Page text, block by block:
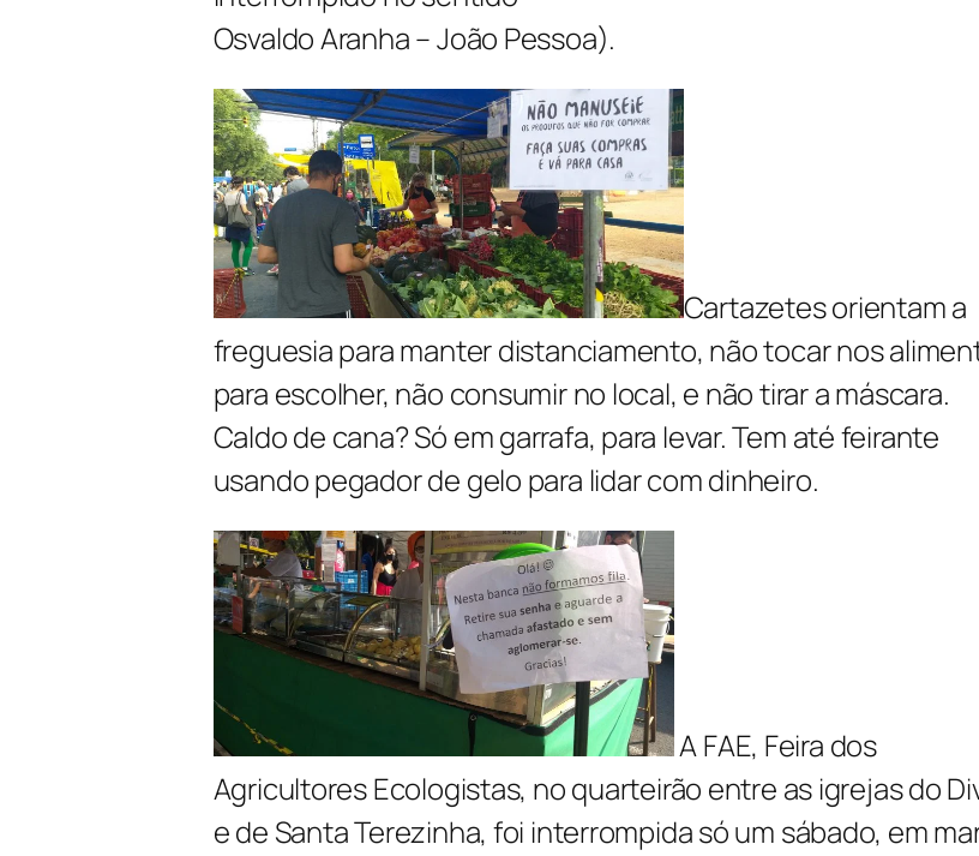
Osvaldo Aranha – João Pessoa).
Cartazetes orientam a
freguesia para manter distanciamento, não tocar nos
para escolher, não consumir no local, e não tirar a máscara.
Caldo de cana? Só em garrafa, para levar. Tem até feirante
usando pegador de gelo para lidar com dinheiro.
A FAE, Feira dos
Agricultores Ecologistas, no quarteirão entre as igrejas do
e de Santa Terezinha, foi interrompida só um sábado, em